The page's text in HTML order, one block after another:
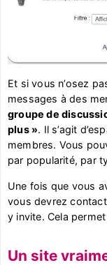
Et si vous n’osez
messages à des
groupe de
plus ». Il s’agit
membres. Vous
par popularité, par
Une fois que vous
vous devrez
y invite. Cela
Un site